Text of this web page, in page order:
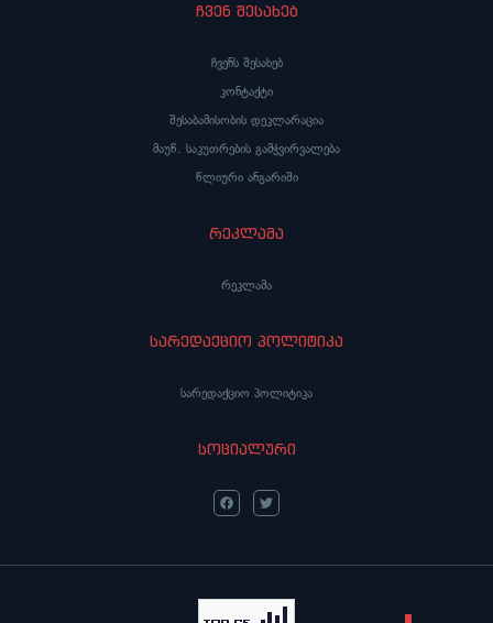
ჩვენ შესახებ
ჩვენს შესახებ
კონტაქტი
შესაბამისობის დეკლარაცია
მაუწ. საკუთრების გამჭვირვალება
წლიური ანგარიში
რეკლამა
რეკლამა
სარედაქციო პოლიტიკა
სარედაქციო პოლიტიკა
სოციალური